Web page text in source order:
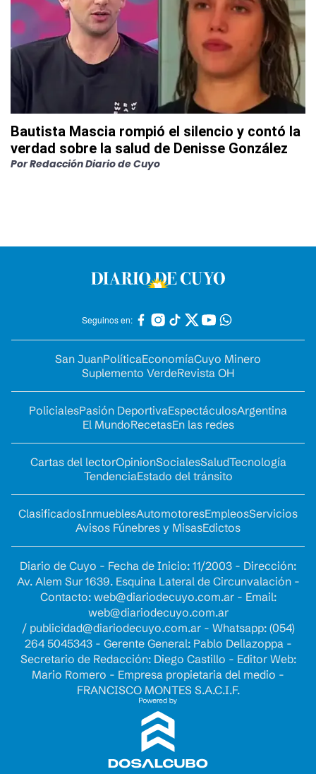
Bautista Mascia rompió el silencio y contó la
verdad sobre la salud de Denisse González
PorRedacción Diario de Cuyo
Seguinos en:
San JuanPolíticaEconomíaCuyo Minero
Suplemento VerdeRevista OH
PolicialesPasión DeportivaEspectáculosArgentina
El MundoRecetasEn las redes
Cartas del lectorOpinionSocialesSaludTecnología
TendenciaEstado del tránsito
ClasificadosInmueblesAutomotoresEmpleosServicios
Avisos Fúnebres y MisasEdictos
Diario de Cuyo - Fecha de Inicio: 11/2003 - Dirección:
Av. Alem Sur 1639. Esquina Lateral de Circunvalación -
Contacto: web@diariodecuyo.com.ar- Email:
web@diariodecuyo.com.ar
/ publicidad@diariodecuyo.com.ar- Whatsapp: (054)
264 5045343 - Gerente General: Pablo Dellazoppa -
Secretario de Redacción: Diego Castillo - Editor Web:
Mario Romero - Empresa propietaria del medio -
FRANCISCO MONTES S.A.C.I.F.